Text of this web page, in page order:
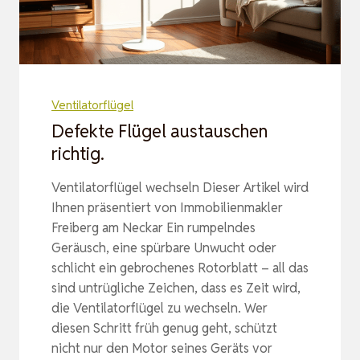
Ventilatorflügel
Defekte Flügel austauschen
richtig.
Ventilatorflügel wechseln Dieser Artikel wird
Ihnen präsentiert von Immobilienmakler
Freiberg am Neckar Ein rumpelndes
Geräusch, eine spürbare Unwucht oder
schlicht ein gebrochenes Rotorblatt – all das
sind untrügliche Zeichen, dass es Zeit wird,
die Ventilatorflügel zu wechseln. Wer
diesen Schritt früh genug geht, schützt
nicht nur den Motor seines Geräts vor